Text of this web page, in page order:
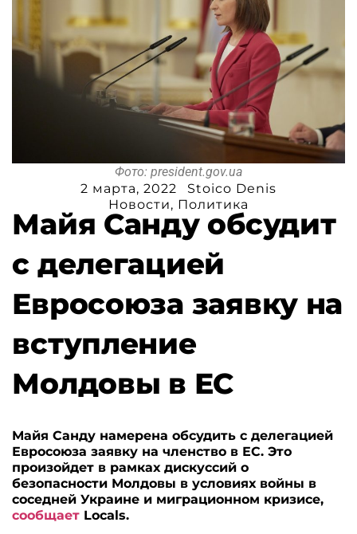
Фото: president.gov.ua
2 марта, 2022
Stoico Denis
Новости, Политика
Майя Санду обсудит
с делегацией
Евросоюза заявку на
вступление
Молдовы в ЕС
Майя Санду намерена обсудить с делегацией
Евросоюза заявку на членство в ЕС. Это
произойдет в рамках дискуссий о
безопасности Молдовы в условиях войны в
соседней Украине и миграционном кризисе,
сообщает Locals.